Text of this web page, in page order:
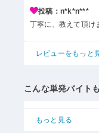
投稿：n*k*n***
丁寧に、教えて頂
レビューをもっと
こんな単発バイト
もっと見る